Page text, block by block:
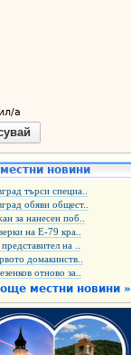
а
новини
търси специа..
обяви общест..
за нанесен поб..
на Е-79 кра..
на ..
домакинств..
отново за..
още местни новини »